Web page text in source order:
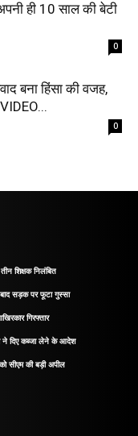
ही 10 साल की बेटी
0
बना हिंसा की वजह,
0
शिक्षक निलंबित
सड़क पर फूटा गुस्सा
गिरफ्तार
ने दिए कब्जा लेने के आदेश
सीएम की बड़ी अपील